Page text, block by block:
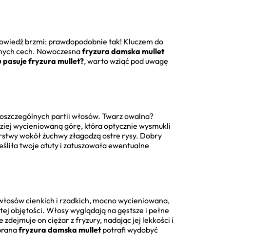
brzmi: prawdopodobnie tak! Kluczem do
cech. Nowoczesnafryzura damska mullet
pasuje fryzura mullet?, warto wziąć pod uwagę
partii włosów. Twarz owalna?
wycieniowaną górę, która optycznie wysmukli
wokół żuchwy złagodzą ostre rysy. Dobry
twoje atuty i zatuszowała ewentualne
cienkich i rzadkich, mocno wycieniowana,
objętości. Włosy wyglądają na gęstsze i pełne
on ciężar z fryzury, nadając jej lekkości i
fryzura damska mulletpotrafi wydobyć